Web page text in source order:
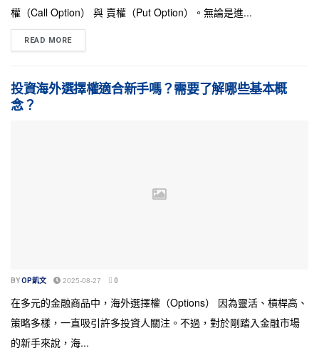
權（Call Option） 與 賣權（Put Option）。無論是進...
READ MORE
投資海外選擇權適合新手嗎？需要了解哪些基本概
念？
BYOP凱文 2025-08-27 0
在多元的金融商品中，海外選擇權（Options） 因為靈活、槓桿高、
策略多樣，一直吸引許多投資人關注。不過，對於剛踏入金融市場
的新手來說，海...